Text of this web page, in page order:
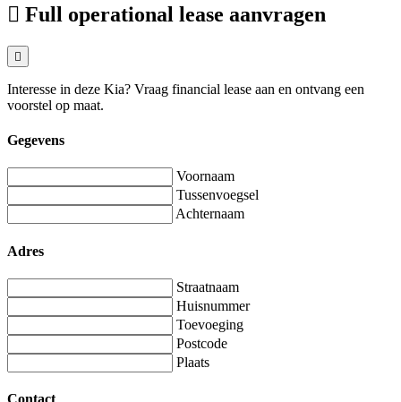
Full operational lease aanvragen
Interesse in deze Kia? Vraag financial lease aan en ontvang een
voorstel op maat.
Gegevens
Voornaam
Tussenvoegsel
Achternaam
Adres
Straatnaam
Huisnummer
Toevoeging
Postcode
Plaats